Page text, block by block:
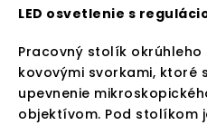
LED osvetlenie s
Pracovný stolík
kovovými svorkami, ktoré
upevnenie
objektívom. Pod stolíkom